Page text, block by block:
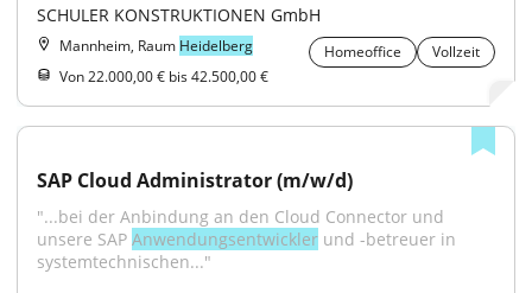
SCHULER KONSTRUKTIONEN GmbH
Mannheim, Raum Heidelberg Homeoffice
Vollzeit
Von 22.000,00 € bis 42.500,00 €
SAP Cloud Administrator (m/w/d)
"...bei der Anbindung an den Cloud Connector und
unsere SAP Anwendungsentwickler und -betreuer in
systemtechnischen..."